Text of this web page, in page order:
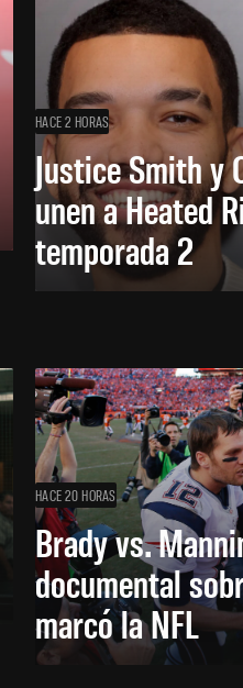
HACE 2 HORAS
Justice Smith y
unen a Heated
temporada 2
HACE 20 HORAS
Brady vs.
documental
marcó la NFL